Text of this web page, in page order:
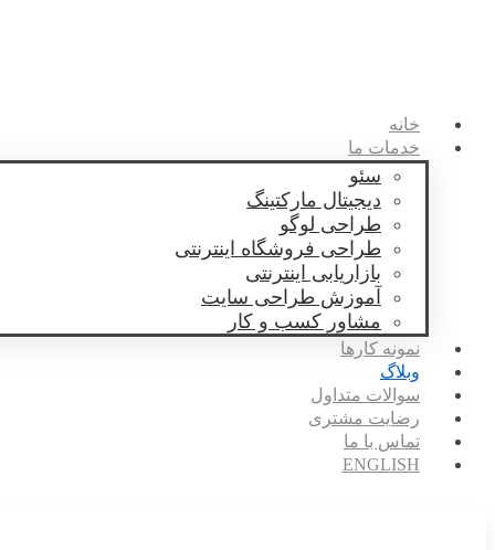
خانه
خدمات ما
سئو
دیجیتال مارکتینگ
طراحی لوگو
طراحی فروشگاه اینترنتی
بازاریابی اینترنتی
آموزش طراحی سایت
مشاور کسب و کار
نمونه کارها
وبلاگ
سوالات متداول
رضایت مشتری
تماس با ما
ENGLISH